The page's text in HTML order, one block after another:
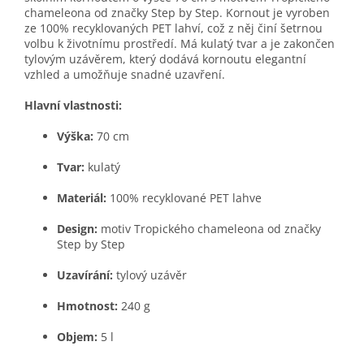
chameleona od značky Step by Step. Kornout je vyroben
ze 100% recyklovaných PET lahví, což z něj činí šetrnou
volbu k životnímu prostředí. Má kulatý tvar a je zakončen
tylovým uzávěrem, který dodává kornoutu elegantní
vzhled a umožňuje snadné uzavření.
Hlavní vlastnosti:
Výška: 70 cm
Tvar: kulatý
Materiál: 100% recyklované PET lahve
Design: motiv Tropického chameleona od značky
Step by Step
Uzavírání: tylový uzávěr
Hmotnost: 240 g
Objem: 5 l